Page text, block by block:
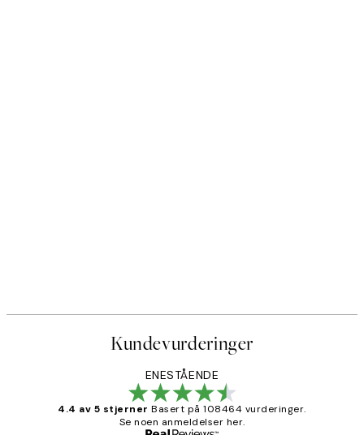
Kundevurderinger
ENESTÅENDE
4.4 av 5 stjerner Basert på 108464 vurderinger.
Se noen anmeldelser her.